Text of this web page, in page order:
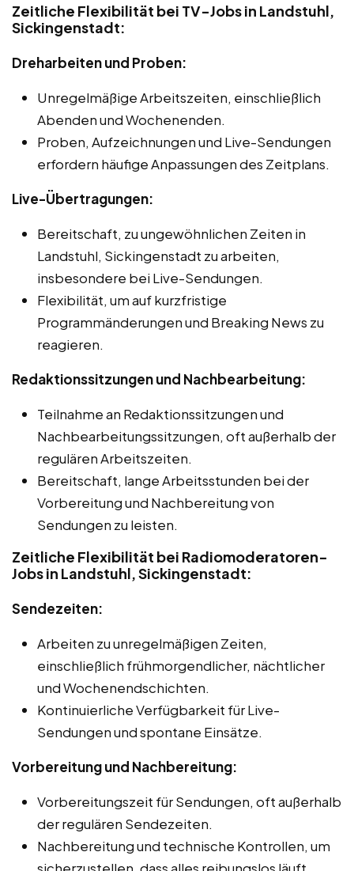
Zeitliche Flexibilität bei TV-Jobs in Landstuhl,
Sickingenstadt:
Dreharbeiten und Proben:
Unregelmäßige Arbeitszeiten, einschließlich
Abenden und Wochenenden.
Proben, Aufzeichnungen und Live-Sendungen
erfordern häufige Anpassungen des Zeitplans.
Live-Übertragungen:
Bereitschaft, zu ungewöhnlichen Zeiten in
Landstuhl, Sickingenstadt zu arbeiten,
insbesondere bei Live-Sendungen.
Flexibilität, um auf kurzfristige
Programmänderungen und Breaking News zu
reagieren.
Redaktionssitzungen und Nachbearbeitung:
Teilnahme an Redaktionssitzungen und
Nachbearbeitungssitzungen, oft außerhalb der
regulären Arbeitszeiten.
Bereitschaft, lange Arbeitsstunden bei der
Vorbereitung und Nachbereitung von
Sendungen zu leisten.
Zeitliche Flexibilität bei Radiomoderatoren-
Jobs in Landstuhl, Sickingenstadt:
Sendezeiten:
Arbeiten zu unregelmäßigen Zeiten,
einschließlich frühmorgendlicher, nächtlicher
und Wochenendschichten.
Kontinuierliche Verfügbarkeit für Live-
Sendungen und spontane Einsätze.
Vorbereitung und Nachbereitung:
Vorbereitungszeit für Sendungen, oft außerhalb
der regulären Sendezeiten.
Nachbereitung und technische Kontrollen, um
sicherzustellen, dass alles reibungslos läuft.